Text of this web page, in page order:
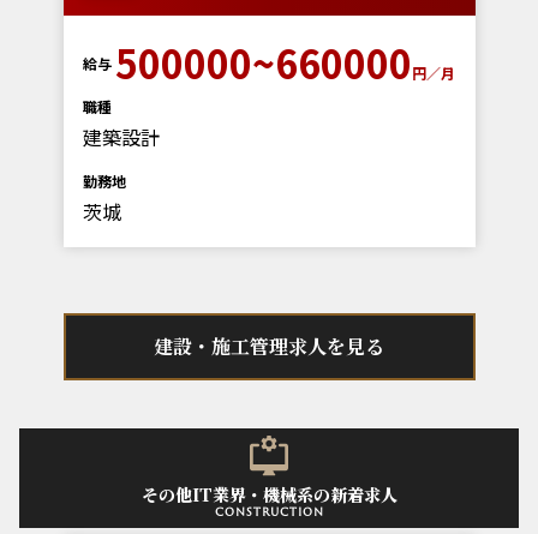
給与 500000~660000円／月
職種
建築設計
勤務地
茨城
建設・施工管理求人を見る
その他IT業界・機械系の新着求人
construction